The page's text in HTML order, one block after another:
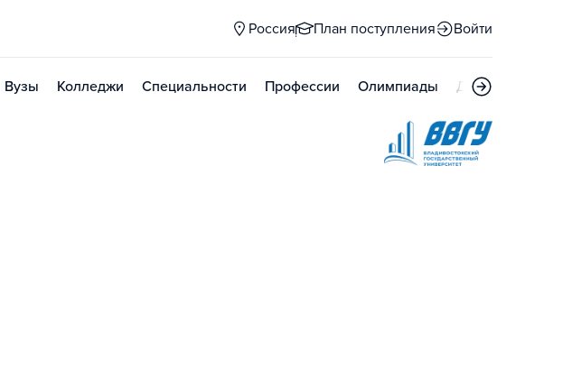
Россия План поступления Войти
Вузы Колледжи Специальности Профессии Олимпиады Дни открытых